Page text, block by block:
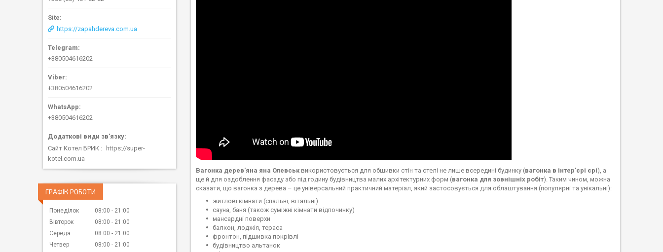
Вагонка дерев'яна яна Олевськ використовується для обшивки стін та стелі не лише всередині будинку (вагонка в інтер'єрі єрі), а
ще й для оздоблення фасаду або під годину будівництва малих архітектурних форм (вагонка для зовнішніх робіт). Таким чином, можна
сказати, що вагонка з дерева – це універсальний практичний матеріал, який застосовується для облаштування (популярні та унікальні):
житлові кімнати (спальні, вітальні)
сауна, баня (також суміжні кімнати відпочинку)
мансардні поверхи
балкон, лоджія, тераса
фронтон, підшивка покрівлі
будівництво альтанок
https://zapahdereva.com.ua
+380504616202
+380504616202
+380504616202
Сайт Котел БРИК
https://super-
kotel.com.ua
ГРАФІК РОБОТИ
Понеділок 08:00
21:00
Вівторок
08:00
21:00
Середа
08:00
21:00
Четвер
08:00
21:00